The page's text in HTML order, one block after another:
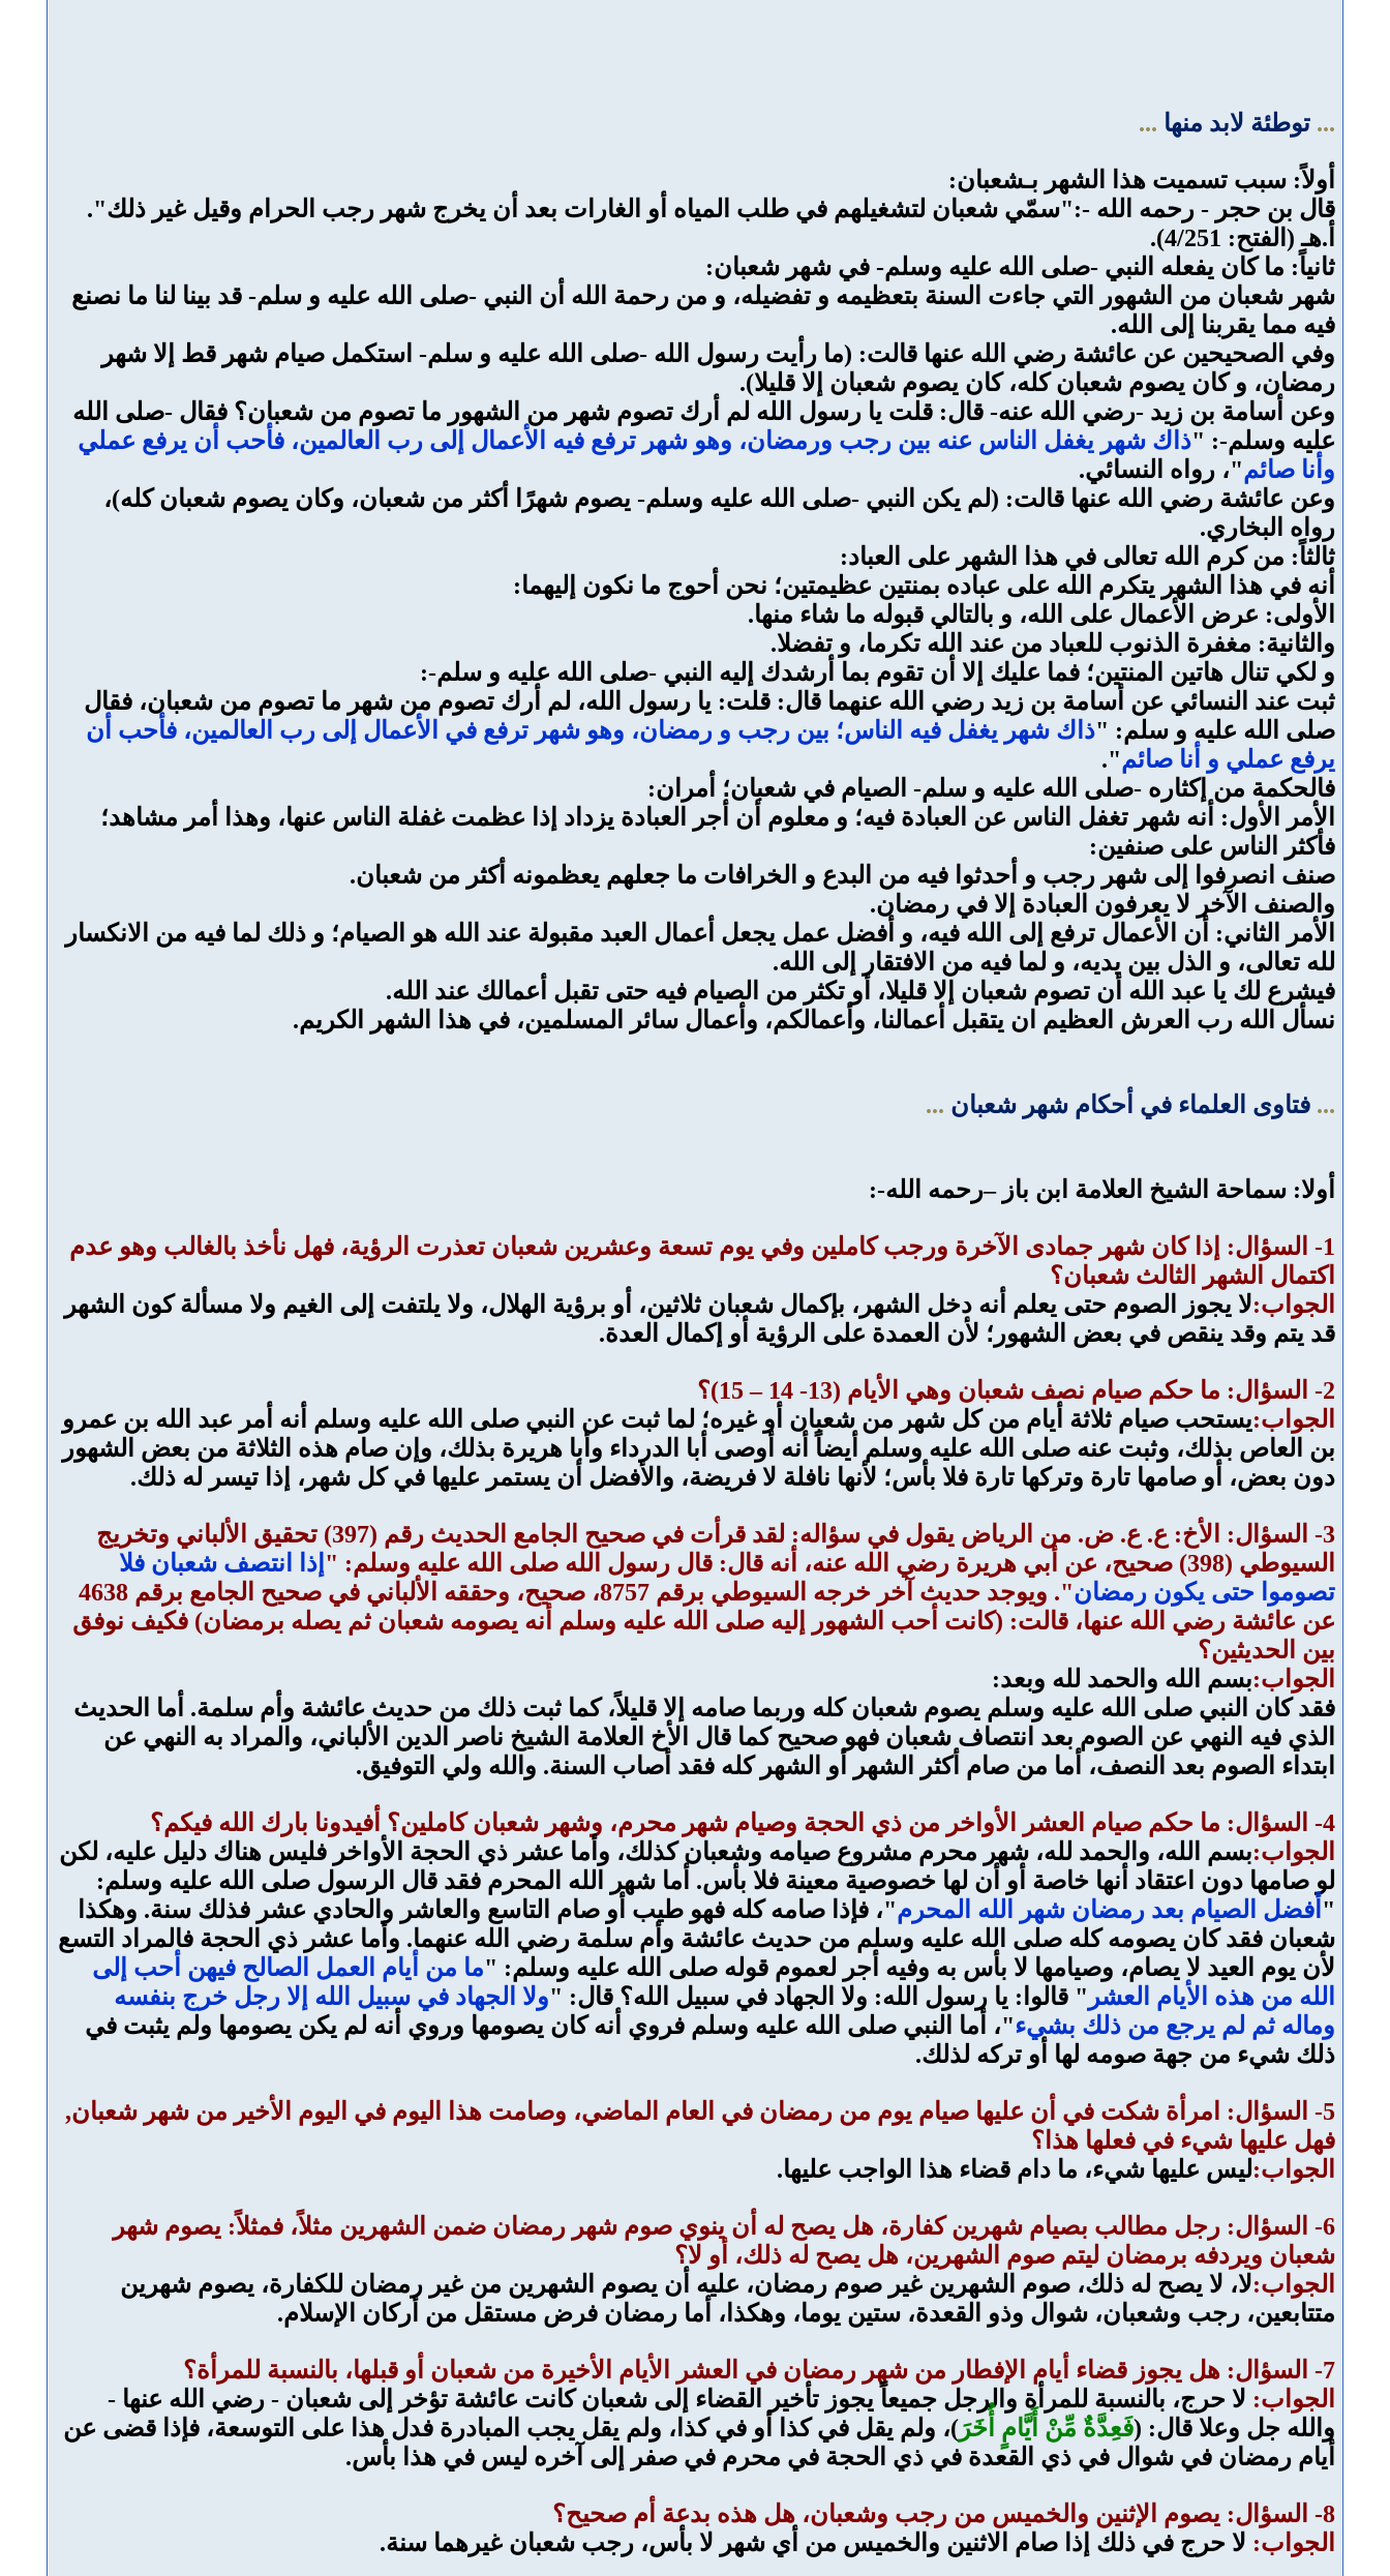
... توطئة لابد منها ...
أولاً: سبب تسميت هذا الشهر بـشعبان:
قال بن حجر - رحمه الله -:"سمّي شعبان لتشغيلهم في طلب المياه أو الغارات بعد أن يخرج شهر رجب الحرام وقيل غير ذلك".
أ.هـ (الفتح: 4/251).
ثانياً: ما كان يفعله النبي -صلى الله عليه وسلم- في شهر شعبان:
شهر شعبان من الشهور التي جاءت السنة بتعظيمه و تفضيله، و من رحمة الله أن النبي -صلى الله عليه و سلم- قد بينا لنا ما نصنع
فيه مما يقربنا إلى الله.
وفي الصحيحين عن عائشة رضي الله عنها قالت: (ما رأيت رسول الله -صلى الله عليه و سلم- استكمل صيام شهر قط إلا شهر
رمضان، و كان يصوم شعبان كله، كان يصوم شعبان إلا قليلا).
وعن أسامة بن زيد -رضي الله عنه- قال: قلت يا رسول الله لم أرك تصوم شهر من الشهور ما تصوم من شعبان؟ فقال -صلى الله
عليه وسلم-: "ذاك شهر يغفل الناس عنه بين رجب ورمضان، وهو شهر ترفع فيه الأعمال إلى رب العالمين، فأحب أن يرفع عملي
وأنا صائم"، رواه النسائي.
وعن عائشة رضي الله عنها قالت: (لم يكن النبي -صلى الله عليه وسلم- يصوم شهرًا أكثر من شعبان، وكان يصوم شعبان كله)،
رواه البخاري.
ثالثاً: من كرم الله تعالى في هذا الشهر على العباد:
أنه في هذا الشهر يتكرم الله على عباده بمنتين عظيمتين؛ نحن أحوج ما نكون إليهما:
الأولى: عرض الأعمال على الله، و بالتالي قبوله ما شاء منها.
والثانية: مغفرة الذنوب للعباد من عند الله تكرما، و تفضلا.
و لكي تنال هاتين المنتين؛ فما عليك إلا أن تقوم بما أرشدك إليه النبي -صلى الله عليه و سلم-:
ثبت عند النسائي عن أسامة بن زيد رضي الله عنهما قال: قلت: يا رسول الله، لم أرك تصوم من شهر ما تصوم من شعبان، فقال
صلى الله عليه و سلم: "ذاك شهر يغفل فيه الناس؛ بين رجب و رمضان، وهو شهر ترفع في الأعمال إلى رب العالمين، فأحب أن
يرفع عملي و أنا صائم".
فالحكمة من إكثاره -صلى الله عليه و سلم- الصيام في شعبان؛ أمران:
الأمر الأول: أنه شهر تغفل الناس عن العبادة فيه؛ و معلوم أن أجر العبادة يزداد إذا عظمت غفلة الناس عنها، وهذا أمر مشاهد؛
فأكثر الناس على صنفين:
صنف انصرفوا إلى شهر رجب و أحدثوا فيه من البدع و الخرافات ما جعلهم يعظمونه أكثر من شعبان.
والصنف الآخر لا يعرفون العبادة إلا في رمضان.
الأمر الثاني: أن الأعمال ترفع إلى الله فيه، و أفضل عمل يجعل أعمال العبد مقبولة عند الله هو الصيام؛ و ذلك لما فيه من الانكسار
لله تعالى، و الذل بين يديه، و لما فيه من الافتقار إلى الله.
فيشرع لك يا عبد الله أن تصوم شعبان إلا قليلا، أو تكثر من الصيام فيه حتى تقبل أعمالك عند الله.
نسأل الله رب العرش العظيم ان يتقبل أعمالنا، وأعمالكم، وأعمال سائر المسلمين، في هذا الشهر الكريم.
... فتاوى العلماء في أحكام شهر شعبان ...
أولا: سماحة الشيخ العلامة ابن باز –رحمه الله-:
1- السؤال: إذا كان شهر جمادى الآخرة ورجب كاملين وفي يوم تسعة وعشرين شعبان تعذرت الرؤية، فهل نأخذ بالغالب وهو عدم
اكتمال الشهر الثالث شعبان؟
الجواب:لا يجوز الصوم حتى يعلم أنه دخل الشهر، بإكمال شعبان ثلاثين، أو برؤية الهلال، ولا يلتفت إلى الغيم ولا مسألة كون الشهر
قد يتم وقد ينقص في بعض الشهور؛ لأن العمدة على الرؤية أو إكمال العدة.
2- السؤال: ما حكم صيام نصف شعبان وهي الأيام (13- 14 – 15)؟
الجواب:يستحب صيام ثلاثة أيام من كل شهر من شعبان أو غيره؛ لما ثبت عن النبي صلى الله عليه وسلم أنه أمر عبد الله بن عمرو
بن العاص بذلك، وثبت عنه صلى الله عليه وسلم أيضاً أنه أوصى أبا الدرداء وأبا هريرة بذلك، وإن صام هذه الثلاثة من بعض الشهور
دون بعض، أو صامها تارة وتركها تارة فلا بأس؛ لأنها نافلة لا فريضة، والأفضل أن يستمر عليها في كل شهر، إذا تيسر له ذلك.
3- السؤال: الأخ: ع. ع. ض. من الرياض يقول في سؤاله: لقد قرأت في صحيح الجامع الحديث رقم (397) تحقيق الألباني وتخريج
السيوطي (398) صحيح، عن أبي هريرة رضي الله عنه، أنه قال: قال رسول الله صلى الله عليه وسلم: "
إذا انتصف شعبان فلا
تصوموا حتى يكون رمضان
". ويوجد حديث آخر خرجه السيوطي برقم 8757، صحيح، وحققه الألباني في صحيح الجامع برقم 4638
عن عائشة رضي الله عنها، قالت: (كانت أحب الشهور إليه صلى الله عليه وسلم أنه يصومه شعبان ثم يصله برمضان) فكيف نوفق
بين الحديثين؟
الجواب:بسم الله والحمد لله وبعد:
فقد كان النبي صلى الله عليه وسلم يصوم شعبان كله وربما صامه إلا قليلاً، كما ثبت ذلك من حديث عائشة وأم سلمة. أما الحديث
الذي فيه النهي عن الصوم بعد انتصاف شعبان فهو صحيح كما قال الأخ العلامة الشيخ ناصر الدين الألباني، والمراد به النهي عن
ابتداء الصوم بعد النصف، أما من صام أكثر الشهر أو الشهر كله فقد أصاب السنة. والله ولي التوفيق.
4- السؤال: ما حكم صيام العشر الأواخر من ذي الحجة وصيام شهر محرم، وشهر شعبان كاملين؟ أفيدونا بارك الله فيكم؟
الجواب:بسم الله، والحمد لله، شهر محرم مشروع صيامه وشعبان كذلك، وأما عشر ذي الحجة الأواخر فليس هناك دليل عليه، لكن
لو صامها دون اعتقاد أنها خاصة أو أن لها خصوصية معينة فلا بأس. أما شهر الله المحرم فقد قال الرسول صلى الله عليه وسلم:
" أفضل الصيام بعد رمضان شهر الله المحرم"، فإذا صامه كله فهو طيب أو صام التاسع والعاشر والحادي عشر فذلك سنة. وهكذا
شعبان فقد كان يصومه كله صلى الله عليه وسلم من حديث عائشة وأم سلمة رضي الله عنهما. وأما عشر ذي الحجة فالمراد التسع
لأن يوم العيد لا يصام، وصيامها لا بأس به وفيه أجر لعموم قوله صلى الله عليه وسلم: "ما من أيام العمل الصالح فيهن أحب إلى
الله من هذه الأيام العشر " قالوا: يا رسول الله: ولا الجهاد في سبيل الله؟ قال: "ولا الجهاد في سبيل الله إلا رجل خرج بنفسه
وماله ثم لم يرجع من ذلك بشيء"، أما النبي صلى الله عليه وسلم فروي أنه كان يصومها وروي أنه لم يكن يصومها ولم يثبت في
ذلك شيء من جهة صومه لها أو تركه لذلك.
5- السؤال: امرأة شكت في أن عليها صيام يوم من رمضان في العام الماضي، وصامت هذا اليوم في اليوم الأخير من شهر شعبان,
فهل عليها شيء في فعلها هذا؟
الجواب:ليس عليها شيء، ما دام قضاء هذا الواجب عليها.
6- السؤال: رجل مطالب بصيام شهرين كفارة، هل يصح له أن ينوي صوم شهر رمضان ضمن الشهرين مثلاً، فمثلاً: يصوم شهر
شعبان ويردفه برمضان ليتم صوم الشهرين، هل يصح له ذلك، أو لا؟
الجواب:لا، لا يصح له ذلك، صوم الشهرين غير صوم رمضان، عليه أن يصوم الشهرين من غير رمضان للكفارة، يصوم شهرين
متتابعين، رجب وشعبان، شوال وذو القعدة، ستين يوما، وهكذا، أما رمضان فرض مستقل من أركان الإسلام.
7- السؤال: هل يجوز قضاء أيام الإفطار من شهر رمضان في العشر الأيام الأخيرة من شعبان أو قبلها، بالنسبة للمرأة؟
الجواب: لا حرج، بالنسبة للمرأة والرجل جميعاً يجوز تأخير القضاء إلى شعبان كانت عائشة تؤخر إلى شعبان - رضي الله عنها -
والله جل وعلا قال: (فَعِدَّةٌ مِّنْ أَيَّامٍ أُخَرَ)، ولم يقل في كذا أو في كذا، ولم يقل يجب المبادرة فدل هذا على التوسعة، فإذا قضى عن
أيام رمضان في شوال في ذي القعدة في ذي الحجة في محرم في صفر إلى آخره ليس في هذا بأس.
8- السؤال: يصوم الإثنين والخميس من رجب وشعبان، هل هذه بدعة أم صحيح؟
الجواب: لا حرج في ذلك إذا صام الاثنين والخميس من أي شهر لا بأس، رجب شعبان غيرهما سنة.